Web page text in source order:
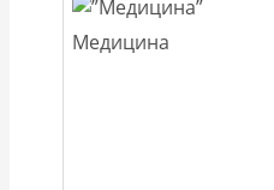
Медицина